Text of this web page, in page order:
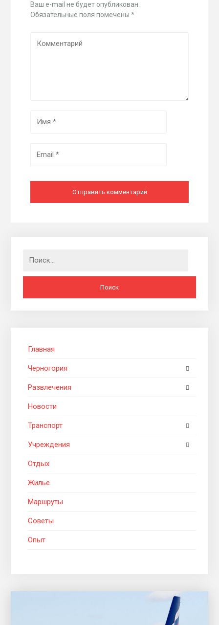
Ваш e-mail не будет опубликован.
Обязательные поля помечены*
Главная
Черногория
Развлечения
Новости
Транспорт
Учреждения
Отдых
Жилье
Маршруты
Советы
Опыт